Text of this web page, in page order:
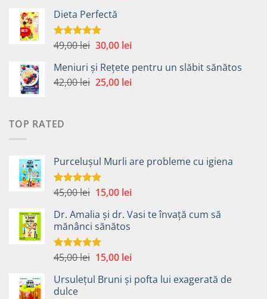
a
fost:
49,00 lei.
Dieta Perfectă
Evaluat la
49,00lei Prețul
a
fost:
30,00 leiPrețul
este:
30,00 lei.
Meniuri și Rețete pentru un slăbit sănătos
42,00lei Prețul
25,00 leiPrețul
TOP RATED
Purcelușul Murli are probleme cu igiena
Evaluat la
45,00lei Prețul
a
fost:
45,00 lei.
15,00 leiPrețul
este:
Dr. Amalia și dr. Vasi te învață cum să
mănânci sănătos
Evaluat la
45,00lei Prețul
a
15,00 leiPrețul
este:
Ursulețul Bruni și pofta lui exagerată de
dulce